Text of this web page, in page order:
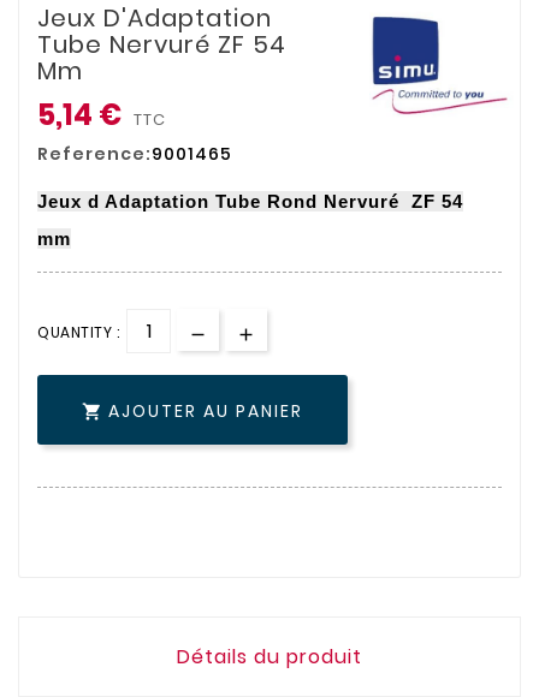
Jeux D'Adaptation
Tube Nervuré ZF 54
Mm
5,14 € TTC
Reference:9001465
Jeux d Adaptation Tube Rond Nervuré ZF 54
mm
QUANTITY :
 AJOUTER AU PANIER
Détails du produit